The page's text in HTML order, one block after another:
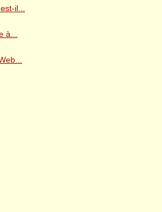
il...
à...